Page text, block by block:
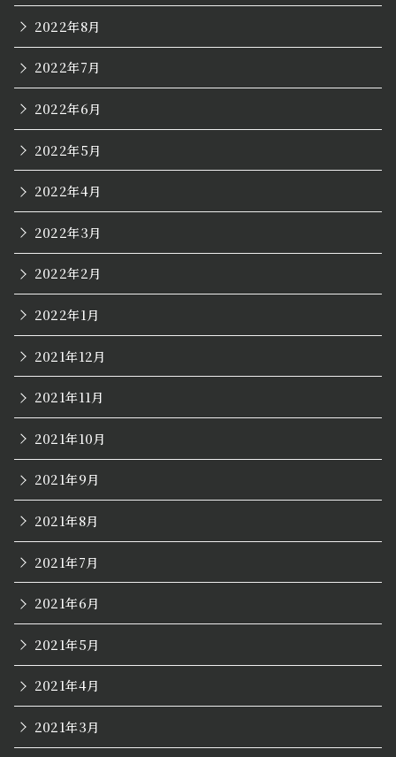
2022年8月
2022年7月
2022年6月
2022年5月
2022年4月
2022年3月
2022年2月
2022年1月
2021年12月
2021年11月
2021年10月
2021年9月
2021年8月
2021年7月
2021年6月
2021年5月
2021年4月
2021年3月